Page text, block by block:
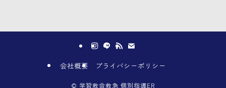
会社概要 プライバシーポリシー
© 学習救命救急 個別指導ER